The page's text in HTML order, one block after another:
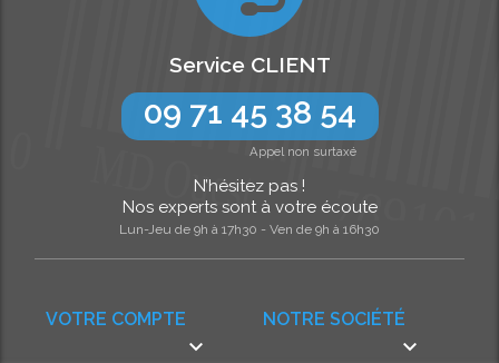
NOTRE SOCIÉTÉ

VOTRE COMPTE

Service CLIENT
09 71 45 38 54
Appel non surtaxé
N’hésitez pas !
Nos experts sont à votre écoute
Lun-Jeu de 9h à 17h30 - Ven de 9h à 16h30